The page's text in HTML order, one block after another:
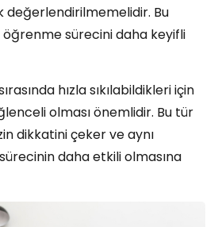
Bu
sürecini daha keyifli
hızla sıkılabildikleri için
olması önemlidir. Bu tür
dikkatini çeker ve aynı
daha etkili olmasına